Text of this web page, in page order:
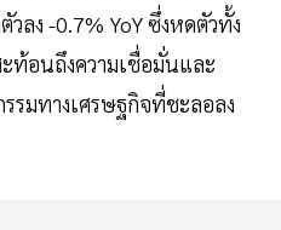
ลง -0.7% YoY ซึ่งหดตัวทั้ง
ท้อนถึงความเชื่อมั่นและ
รมทางเศรษฐกิจที่ชะลอลง